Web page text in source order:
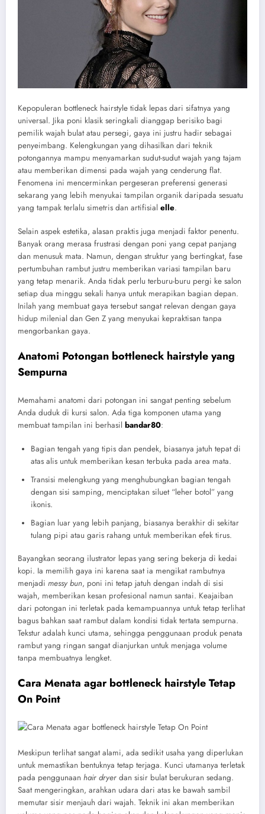
Kepopuleran bottleneck hairstyle tidak lepas dari sifatnya yang
universal. Jika poni klasik seringkali dianggap berisiko bagi
pemilik wajah bulat atau persegi, gaya ini justru hadir sebagai
penyeimbang. Kelengkungan yang dihasilkan dari teknik
potongannya mampu menyamarkan sudut-sudut wajah yang tajam
atau memberikan dimensi pada wajah yang cenderung flat.
Fenomena ini mencerminkan pergeseran preferensi generasi
sekarang yang lebih menyukai tampilan organik daripada sesuatu
yang tampak terlalu simetris dan artifisial elle.
Selain aspek estetika, alasan praktis juga menjadi faktor penentu.
Banyak orang merasa frustrasi dengan poni yang cepat panjang
dan menusuk mata. Namun, dengan struktur yang bertingkat, fase
pertumbuhan rambut justru memberikan variasi tampilan baru
yang tetap menarik. Anda tidak perlu terburu-buru pergi ke salon
setiap dua minggu sekali hanya untuk merapikan bagian depan.
Inilah yang membuat gaya tersebut sangat relevan dengan gaya
hidup milenial dan Gen Z yang menyukai kepraktisan tanpa
mengorbankan gaya.
Anatomi Potongan bottleneck hairstyle yang
Sempurna
Memahami anatomi dari potongan ini sangat penting sebelum
Anda duduk di kursi salon. Ada tiga komponen utama yang
membuat tampilan ini berhasil bandar80:
Bagian tengah yang tipis dan pendek, biasanya jatuh tepat di
atas alis untuk memberikan kesan terbuka pada area mata.
Transisi melengkung yang menghubungkan bagian tengah
dengan sisi samping, menciptakan siluet “leher botol” yang
ikonis.
Bagian luar yang lebih panjang, biasanya berakhir di sekitar
tulang pipi atau garis rahang untuk memberikan efek tirus.
Bayangkan seorang ilustrator lepas yang sering bekerja di kedai
kopi. Ia memilih gaya ini karena saat ia mengikat rambutnya
menjadi messy bun, poni ini tetap jatuh dengan indah di sisi
wajah, memberikan kesan profesional namun santai. Keajaiban
dari potongan ini terletak pada kemampuannya untuk tetap terlihat
bagus bahkan saat rambut dalam kondisi tidak tertata sempurna.
Tekstur adalah kunci utama, sehingga penggunaan produk penata
rambut yang ringan sangat dianjurkan untuk menjaga volume
tanpa membuatnya lengket.
Cara Menata agar bottleneck hairstyle Tetap
On Point
Meskipun terlihat sangat alami, ada sedikit usaha yang diperlukan
untuk memastikan bentuknya tetap terjaga. Kunci utamanya terletak
pada penggunaan hair dryer dan sisir bulat berukuran sedang.
Saat mengeringkan, arahkan udara dari atas ke bawah sambil
memutar sisir menjauh dari wajah. Teknik ini akan memberikan